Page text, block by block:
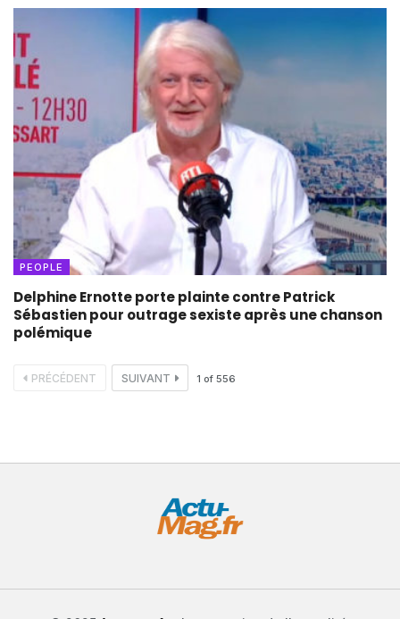
PEOPLE
Delphine Ernotte porte plainte contre Patrick
Sébastien pour outrage sexiste après une chanson
polémique
PRÉCÉDENT SUIVANT 1 of 556